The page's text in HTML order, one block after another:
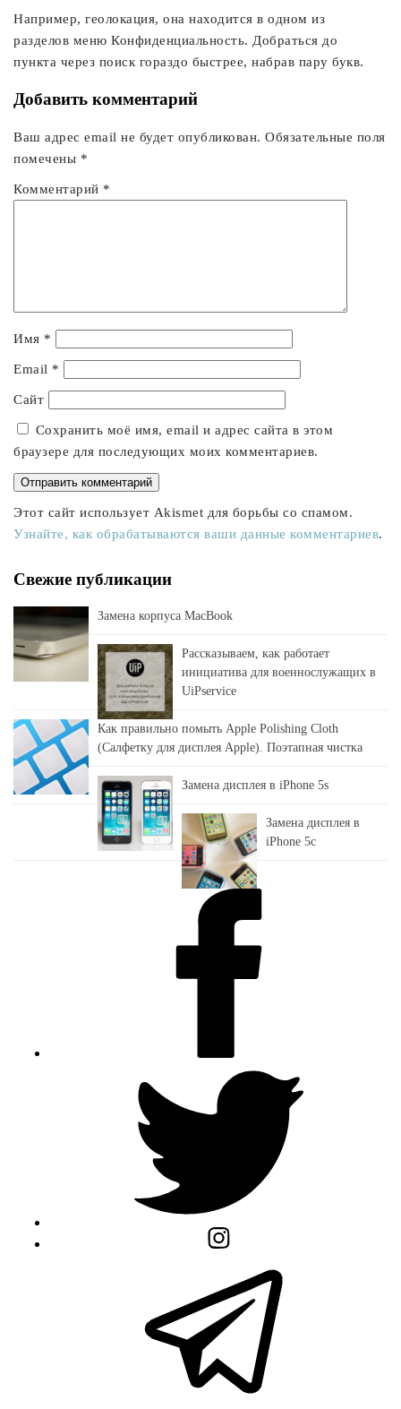
Например, геолокация, она находится в одном из
разделов меню Конфиденциальность. Добраться до
пункта через поиск гораздо быстрее, набрав пару букв.
Добавить комментарий
Ваш адрес email не будет опубликован. Обязательные поля
помечены *
Комментарий *
Имя *
Email *
Сайт
Сохранить моё имя, email и адрес сайта в этом
браузере для последующих моих комментариев.
Этот сайт использует Akismet для борьбы со спамом.
Узнайте, как обрабатываются ваши данные комментариев.
Свежие публикации
Замена корпуса MacBook
Рассказываем, как работает
инициатива для военнослужащих в
UiPservice
Как правильно помыть Apple Polishing Cloth
(Салфетку для дисплея Apple). Поэтапная чистка
Замена дисплея в iPhone 5s
Замена дисплея в
iPhone 5c